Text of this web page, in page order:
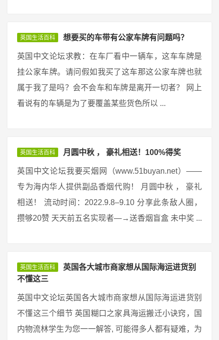
英国生活百科 想要买的车带有公家车牌有问题吗？
英国中文论坛求教：在车厂看中一辆车，这车车牌是
挂公家车牌。请问假如我买了这车那这公家车牌也就
属于我了是吗？会不会车和车牌是离开一切者？ 网上
看说有的车辆是为了要覆盖某些货色所以 ...
英国生活百科 月圆中秋 ， 豪礼相送！100%得奖
英国中文论坛我要买烟网（www.51buyan.net）——
专为海内华人提供副品香烟代购！ 月圆中秋 ， 豪礼
相送！ 流动时间：2022.9.8–9.10 分享此条敌人圈，
攒够20赞 天天前五名实现者—→送香烟盲盒 未中奖 ...
英国生活百科
英国各大城市商家想从国际海运进货别
不懂这三
英国中文论坛英国各大城市商家想从国际海运进货别
不懂这三个细节 英国糊口之家具海运搬迁小诀窍，国
内物流林学生为您一一解答, 可能得多人都有疑难，为